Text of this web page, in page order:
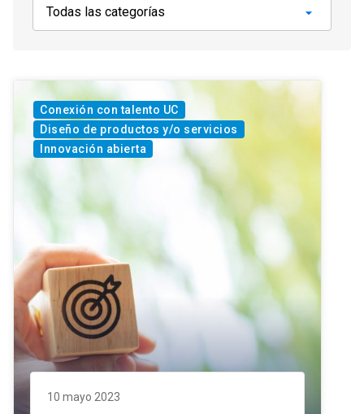
10 mayo 2023
Conexión con talento UC
Diseño de productos y/o servicios
Innovación abierta